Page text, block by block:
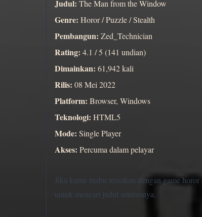
Judul: The Man from the Window
Genre: Horor / Puzzle / Stealth
Pembangun: Zed_Technician
Rating: 4.1 / 5 (141 undian)
Dimainkan: 61,942 kali
Rilis: 08 Mei 2022
Platform: Browser, Windows
Teknologi: HTML5
Mode: Single Player
Akses: Percuma dalam pelayar
Jika kamu mahu teruskan dengan game
untuk mencari judul seterusnya.